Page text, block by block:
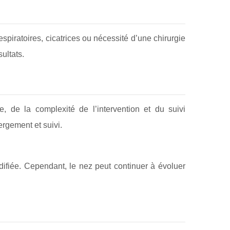
cicatrices ou nécessité d’une chirurgie
de la complexité de l’intervention et du suivi
et suivi.
Cependant, le nez peut continuer à évoluer